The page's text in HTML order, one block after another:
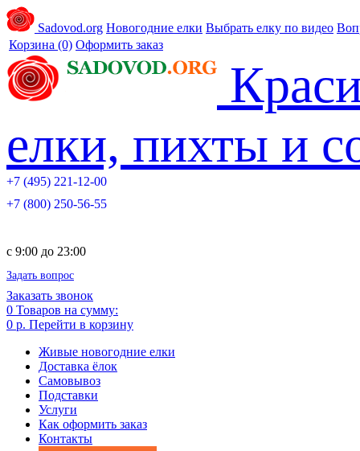
Sadovod.org Новогодние елки Выбрать елку по видео
Корзина (0) Оформить заказ
елки, пихты и
+7 (495) 221-12-00
+7 (800) 250-56-55
c 9:00 до 23:00
Задать вопрос
Заказать звонок
0 Товаров на сумму:
0 р. Перейти в корзину
Живые новогодние елки
Доставка ёлок
Самовывоз
Подставки
Услуги
Как оформить заказ
Контакты